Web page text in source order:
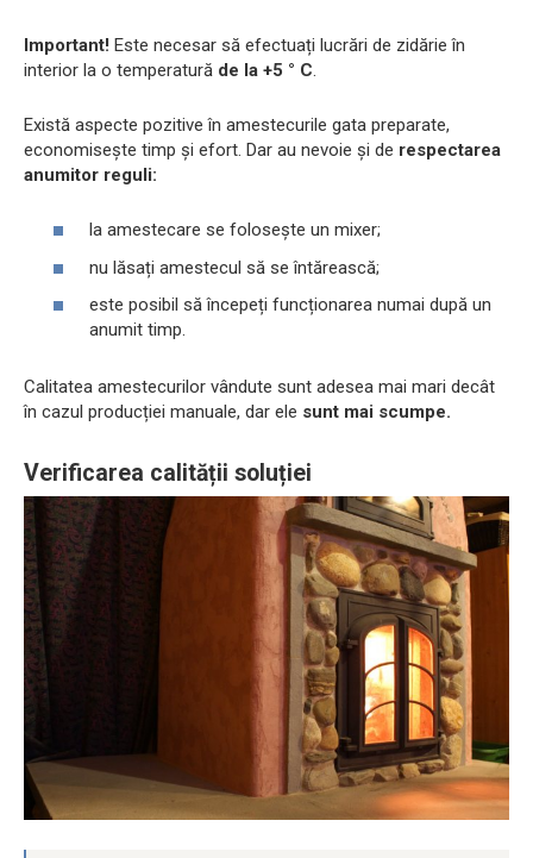
Important! Este necesar să efectuați lucrări de zidărie în
interior la o temperatură de la +5 ° C.
Există aspecte pozitive în amestecurile gata preparate,
economisește timp și efort. Dar au nevoie și de respectarea
anumitor reguli:
la amestecare se folosește un mixer;
nu lăsați amestecul să se întărească;
este posibil să începeți funcționarea numai după un
anumit timp.
Calitatea amestecurilor vândute sunt adesea mai mari decât
în ​​cazul producției manuale, dar ele sunt mai scumpe.
Verificarea calității soluției